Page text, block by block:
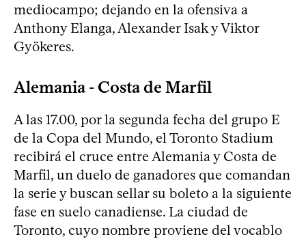
mediocampo; dejando en la ofensiva a
Anthony Elanga, Alexander Isak y Viktor
Gyökeres.
Alemania - Costa de Marfil
A las 17.00, por la segunda fecha del grupo E
de la Copa del Mundo, el Toronto Stadium
recibirá el cruce entre Alemania y Costa de
Marfil, un duelo de ganadores que comandan
la serie y buscan sellar su boleto a la siguiente
fase en suelo canadiense. La ciudad de
Toronto, cuyo nombre proviene del vocablo